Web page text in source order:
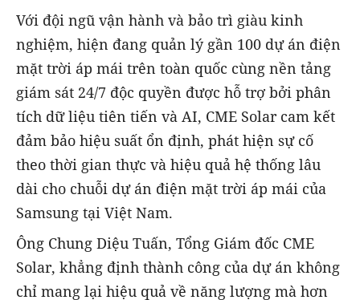
Với đội ngũ vận hành và bảo trì giàu kinh
nghiệm, hiện đang quản lý gần 100 dự án điện
mặt trời áp mái trên toàn quốc cùng nền tảng
giám sát 24/7 độc quyền được hỗ trợ bởi phân
tích dữ liệu tiên tiến và AI, CME Solar cam kết
đảm bảo hiệu suất ổn định, phát hiện sự cố
theo thời gian thực và hiệu quả hệ thống lâu
dài cho chuỗi dự án điện mặt trời áp mái của
Samsung tại Việt Nam.
Ông Chung Diệu Tuấn, Tổng Giám đốc CME
Solar, khẳng định thành công của dự án không
chỉ mang lại hiệu quả về năng lượng mà hơn